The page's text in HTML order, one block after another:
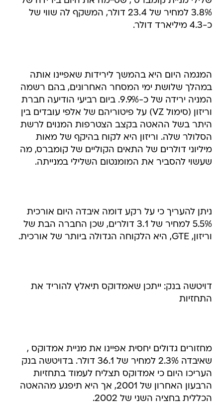
3.8% למחיר של 23.4 דולר, המשקף לה שווי של
כ-4.3 מיליארד דולר.
המגמה היום היא בהמשך לירידות שאפיינו אותה
במהלך שלושת ימי המסחר האחרונים, בהם רשמה
המניה ירידה של כ-9.9%. ביום רביעי הודיעה חברת
וריזון (סימול VZ) על פיטוריהם של אלפי עובדים בין
היתר בשל ההאטה בקצב הצטרפות המנוים לרשת
הסלולר שלה. וריזון היא לקוח בהיקף של מאות
מיליוני דולרים של התאים הקוליים של קומברס, מה
שעשוי להסביר את המומנטום השלילי במנייתה.
ניתן להעריך כי על רקע דומה איבדה היום אורכית
5.5% למחיר של 3.1 דולרים, שכן החברה הבת של
וריזון, GTE, היא הלקוחה הגדולה ביותר של אורכית.
דויטשה בנק: ייתכן שאמדוקס תיאלץ להוריד את
התחזיות
מחזורים גדולים יחסית אפיינו את מניית אמדוקס ,
שאיבדה 2.3% למחיר של 36.1 דולר. בדויטשה בנק
העריכו היום כי אמדוקס תצליח לעמוד בתחזיות
הרבעון האחרון של 2001, אך היא תיפגע מההאטה
הכללית בחציה השני של 2002.